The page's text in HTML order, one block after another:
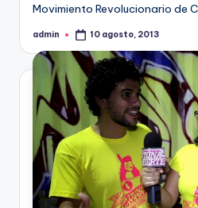
Movimiento Revolucionario de
Publicado
admin 10 agosto, 2013